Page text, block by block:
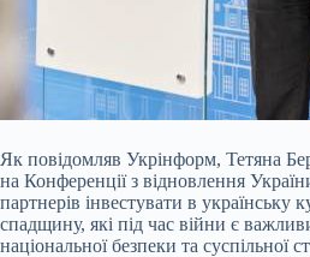
Як повідомляв Укрінформ, Тетяна
на Конференції з відновлення
партнерів інвестувати в українську
спадщину, які під час війни є
національної безпеки та суспільної